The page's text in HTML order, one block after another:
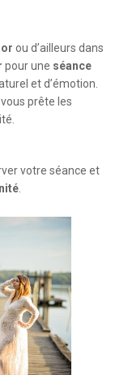
ou d’ailleurs dans
pour une séance
et d’émotion.
prête les
votre séance et